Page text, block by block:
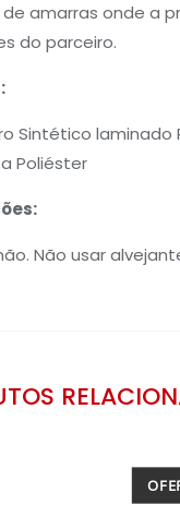
amarras onde a
do parceiro.
Sintético laminado
Poliéster
Não usar